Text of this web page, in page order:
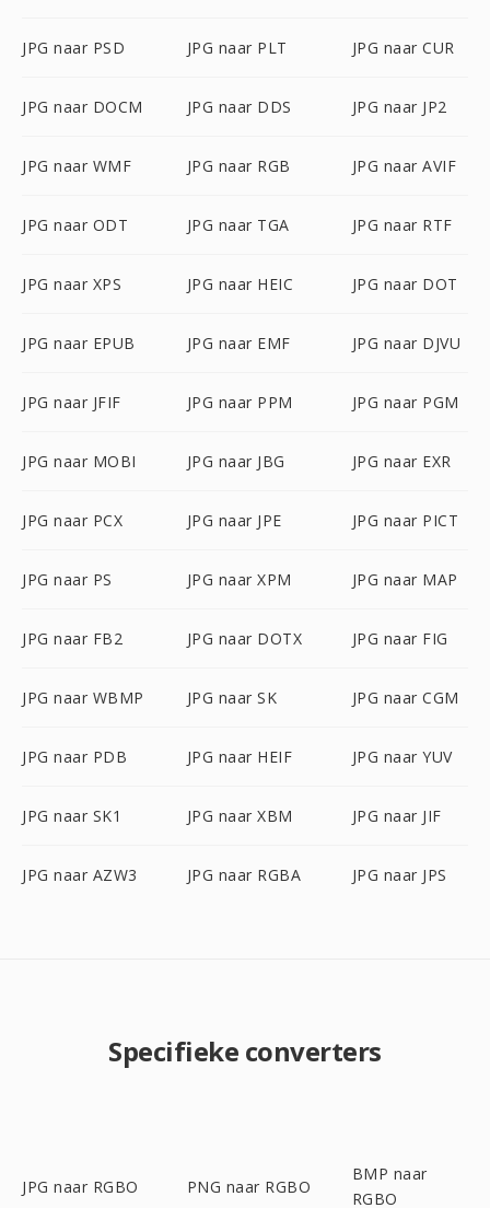
JPG naar PSD JPG naar PLT JPG naar CUR
JPG naar DOCM JPG naar DDS JPG naar JP2
JPG naar WMF JPG naar RGB JPG naar AVIF
JPG naar ODT JPG naar TGA JPG naar RTF
JPG naar XPS JPG naar HEIC JPG naar DOT
JPG naar EPUB JPG naar EMF JPG naar DJVU
JPG naar JFIF JPG naar PPM JPG naar PGM
JPG naar MOBI JPG naar JBG JPG naar EXR
JPG naar PCX JPG naar JPE JPG naar PICT
JPG naar PS JPG naar XPM JPG naar MAP
JPG naar FB2 JPG naar DOTX JPG naar FIG
JPG naar WBMP JPG naar SK JPG naar CGM
JPG naar PDB JPG naar HEIF JPG naar YUV
JPG naar SK1 JPG naar XBM JPG naar JIF
JPG naar AZW3 JPG naar RGBA JPG naar JPS
Specifieke converters
JPG naar RGBO PNG naar RGBO
BMP naar
RGBO